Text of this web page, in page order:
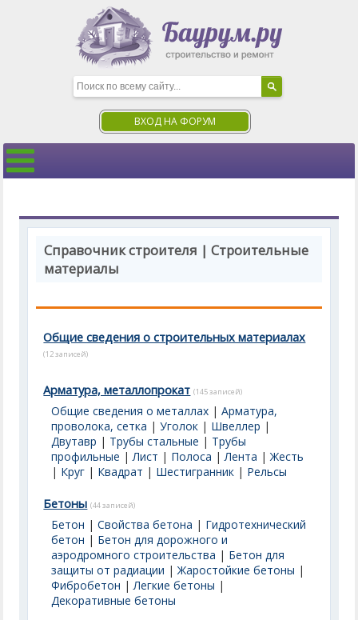
ВХОД НА ФОРУМ
Справочник строителя | Строительные
материалы
Общие сведения о строительных материалах
(12 записей)
Арматура, металлопрокат (145 записей)
Общие сведения о металлах |Арматура,
проволока, сетка |Уголок | Швеллер |
Двутавр | Трубы стальные | Трубы
профильные |Лист | Полоса |Лента |Жесть
| Круг | Квадрат | Шестигранник | Рельсы
Бетоны (44 записей)
Бетон |Свойства бетона | Гидротехнический
бетон | Бетон для дорожного и
аэродромного строительства | Бетон для
защиты от радиации |Жаростойкие бетоны |
Фибробетон |Легкие бетоны |
Декоративные бетоны